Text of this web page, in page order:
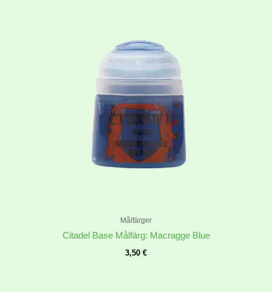
Målfärger
Citadel Base Målfärg: Macragge Blue
3,50 €